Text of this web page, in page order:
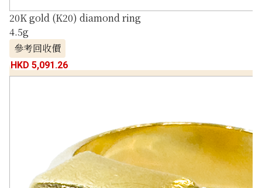
20K gold (K20) diamond ring
4.5g
參考回收價
HKD 5,091.26